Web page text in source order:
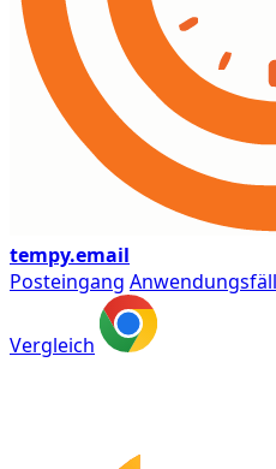
tempy.email
Posteingang
Vergleich